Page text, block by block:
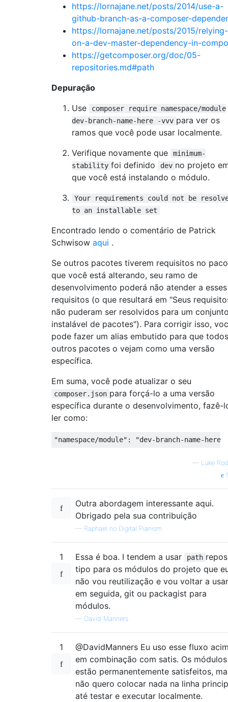
https://lornajane.net/posts/2014/use-a-
github-branch-as-a-composer-
https://lornajane.net/posts/2015/relying-
on-a-dev-master-dependency-in-
https://getcomposer.org/doc/05-
repositories.md#path
Depuração
Use
composer require namespace/module
dev-branch-name-here -vvv para ver os
ramos que você pode usar localmente.
Verifique novamente que
minimum-
stability foi definido dev no projeto
que você está instalando o módulo.
Your requirements could not be
to an installable set
Encontrado lendo o comentário de Patrick
Schwisow aqui .
Se outros pacotes tiverem requisitos no
que você está alterando, seu ramo de
desenvolvimento poderá não atender a esses
requisitos (o que resultará em "Seus
não puderam ser resolvidos para um
instalável de pacotes"). Para corrigir isso,
pode fazer um alias embutido para que
outros pacotes o vejam como uma versão
específica.
Em suma, você pode atualizar o seu
composer.json para forçá-lo a uma versão
específica durante o desenvolvimento, fazê-
ler como:
"namespace/module" : "dev-branch-name-here
— Luke
Outra abordagem interessante aqui.
Obrigado pela sua contribuição
— Raphael no Digital Pianism
1 Essa é boa. I tendem a usar path repos
tipo para os módulos do projeto que
não vou reutilização e vou voltar a
em seguida, git ou packagist para
módulos.
— David Manners
1
@DavidManners Eu uso esse fluxo
em combinação com satis. Os módulos
estão permanentemente satisfeitos,
não quero colocar nada na linha
até testar e executar localmente.